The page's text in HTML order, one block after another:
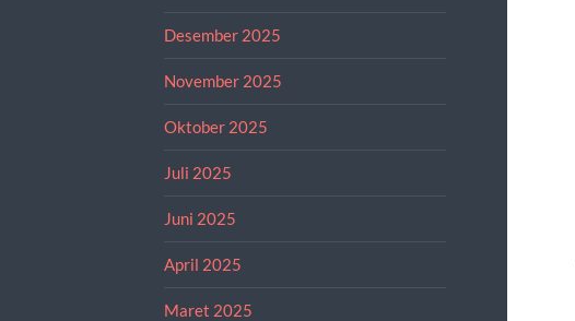
Desember 2025
November 2025
Oktober 2025
Juli 2025
Juni 2025
April 2025
Maret 2025